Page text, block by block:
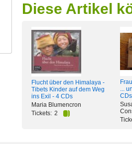
Diese Artikel
Flucht über den Himalaya -
Tibets Kinder auf dem Weg
ins Exil - 4 CDs
Maria Blumencron
Tickets: 2
...
CDs